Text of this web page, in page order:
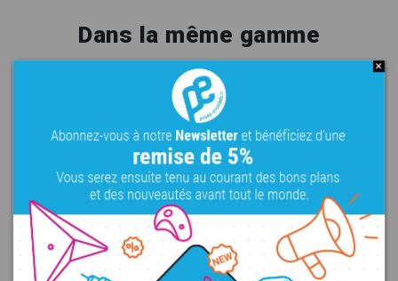
Dans la même gamme
Dune 2
XXL Pinces Fibre de verre
Dune 7
XXXL Fibre de verre